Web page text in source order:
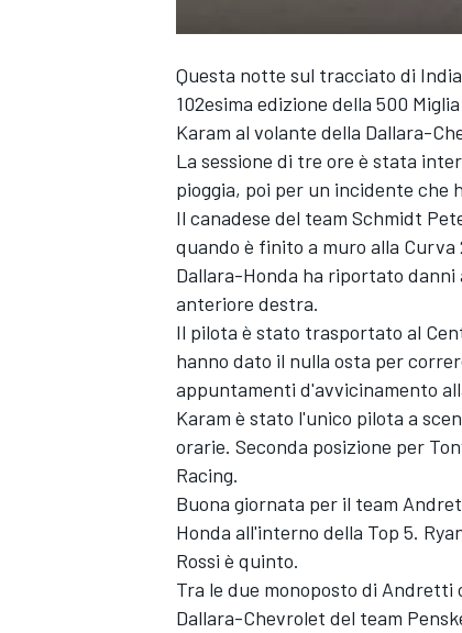
MONOPOSTO
Questa notte sul tracciato di
102esima edizione della 500
Karam al volante della Dallara-
La sessione di tre ore è stata
pioggia, poi per un incidente che
Il canadese del team Schmidt
quando è finito a muro alla
Dallara-Honda ha riportato danni
anteriore destra.
Il pilota è stato trasportato al
hanno dato il nulla osta per
appuntamenti d'avvicinamento
Karam è stato l'unico pilota a
orarie. Seconda posizione per
Racing.
Buona giornata per il team
Honda all'interno della Top 5.
Rossi è quinto.
Tra le due monoposto di Andretti
Dallara-Chevrolet del team